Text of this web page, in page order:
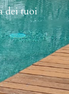
dei tuoi